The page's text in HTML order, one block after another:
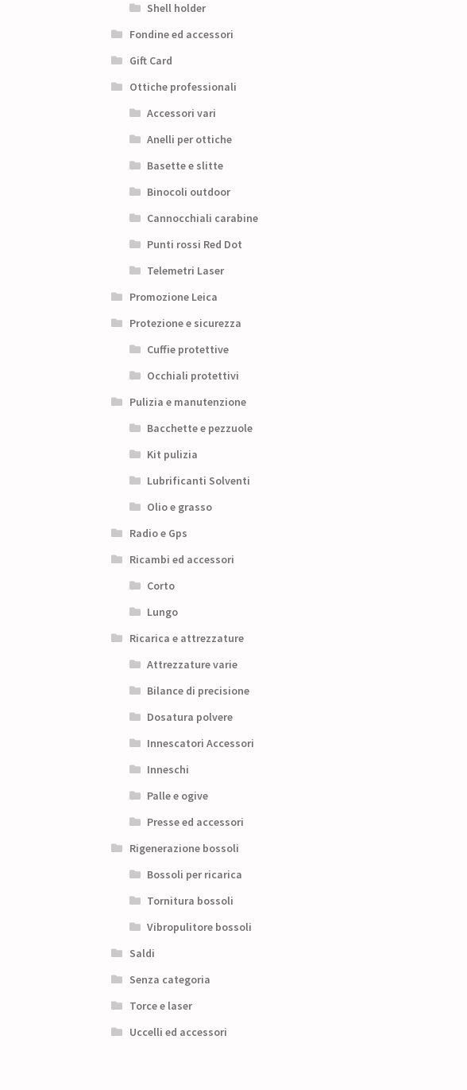
Shell holder
Fondine ed accessori
Gift Card
Ottiche professionali
Accessori vari
Anelli per ottiche
Basette e slitte
Binocoli outdoor
Cannocchiali carabine
Punti rossi Red Dot
Telemetri Laser
Promozione Leica
Protezione e sicurezza
Cuffie protettive
Occhiali protettivi
Pulizia e manutenzione
Bacchette e pezzuole
Kit pulizia
Lubrificanti Solventi
Olio e grasso
Radio e Gps
Ricambi ed accessori
Corto
Lungo
Ricarica e attrezzature
Attrezzature varie
Bilance di precisione
Dosatura polvere
Innescatori Accessori
Inneschi
Palle e ogive
Presse ed accessori
Rigenerazione bossoli
Bossoli per ricarica
Tornitura bossoli
Vibropulitore bossoli
Saldi
Senza categoria
Torce e laser
Uccelli ed accessori